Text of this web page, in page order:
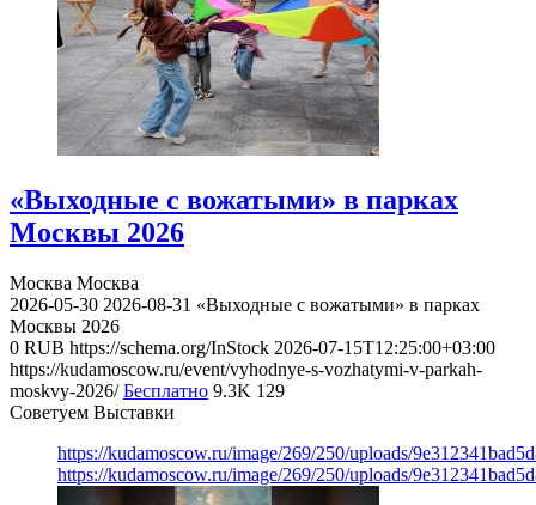
«Выходные с вожатыми» в парках
Москвы 2026
Москва Москва
2026-05-30 2026-08-31 «Выходные с вожатыми» в парках
Москвы 2026
0 RUB https://schema.org/InStock 2026-07-15T12:25:00+03:00
https://kudamoscow.ru/event/vyhodnye-s-vozhatymi-v-parkah-
moskvy-2026/ Бесплатно 9.3K 129
Советуем Выставки
https://kudamoscow.ru/image/269/250/uploads/
https://kudamoscow.ru/image/269/250/uploads/